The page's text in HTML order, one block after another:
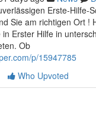
Erste-Hilfe-
Sie am richtigen Ort !
Erster Hilfe in
Ob
p/15947785
Who Upvoted